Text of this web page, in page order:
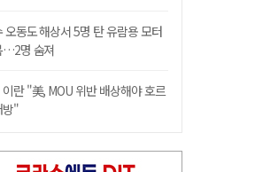
오동도 해상서 5명 탄 유람용 모터
…2명 숨져
란 "美, MOU 위반 배상해야 호르
방"